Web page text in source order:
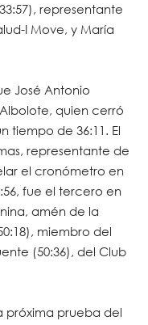
representante
I Move, y María
José Antonio
quien cerró
tiempo de 36:11. El
representante de
el cronómetro en
fue el tercero en
amén de la
miembro del
(50:36), del Club
próxima prueba del